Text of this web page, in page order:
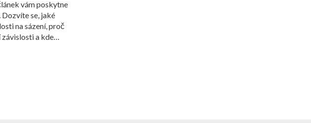
vám poskytne
se, jaké
na sázení, proč
závislosti a kde
se na
a